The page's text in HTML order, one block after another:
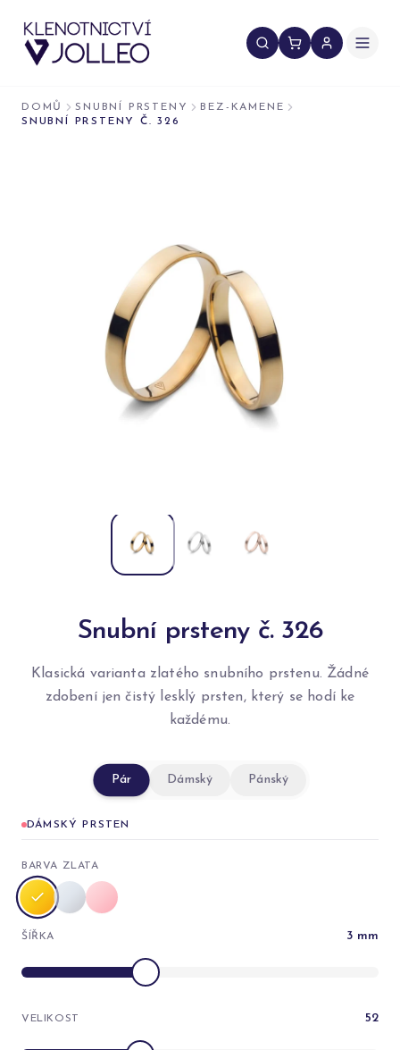
DOMŮ SNUBNÍ PRSTENY
BEZ-KAMENE
SNUBNÍ PRSTENY Č. 326
Snubní prsteny č. 326
Klasická varianta zlatého snubního prstenu. Žádné
zdobení jen čistý lesklý prsten, který se hodí ke
každému.
Pár Dámský Pánský
DÁMSKÝ PRSTEN
BARVA ZLATA
ŠÍŘKA 3 mm
VELIKOST 52